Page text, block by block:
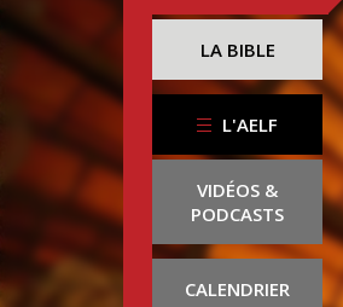
LA BIBLE
L'AELF
VIDÉOS &
PODCASTS
CALENDRIER